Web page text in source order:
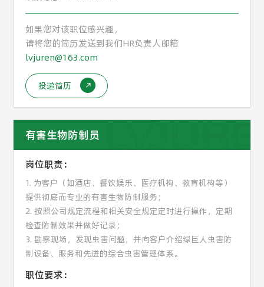
如果您对该职位感兴趣，
请将您的简历发送到我们HR负责人邮箱
lvjuren@163.com
投递简历
有害生物防制员
岗位职责：
1. 为客户（如酒店、餐饮娱乐、医疗机构、教育机构等）
提供彻底而专业的有害生物防制服务；
2. 按照公司规定流程和相关安全规定定时进行操作，定期
检查防制效果并做好记录；
3. 勘察现场，发现虫害问题，并向客户介绍绿巨人虫害防
制设备、服务和先进的综合虫害管理体系。
职位要求：